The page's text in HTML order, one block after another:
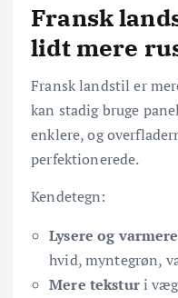
Fransk
lidt mere
Fransk landstil er
kan stadig bruge
enklere, og
perfektionerede.
Kendetegn:
Lysere og
hvid, myntegrøn,
Mere teksturi